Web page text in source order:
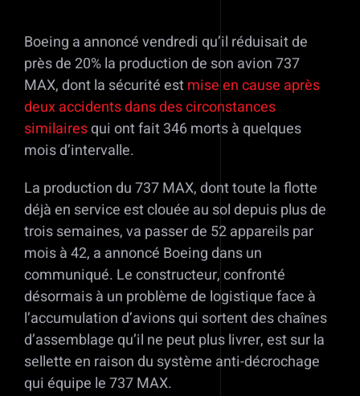
Boeing a annoncé vendredi qu’il réduisait de
près de 20% la production de son avion 737
MAX, dont la sécurité estmise en cause après
deux accidents dans des circonstances
similairesqui ont fait 346 morts à quelques
mois d’intervalle.
La production du 737 MAX, dont toute la flotte
déjà en service est clouée au sol depuis plus de
trois semaines, va passer de 52 appareils par
mois à 42, a annoncé Boeing dans un
communiqué. Le constructeur, confronté
désormais à un problème de logistique face à
l’accumulation d’avions qui sortent des chaînes
d’assemblage qu’il ne peut plus livrer, est sur la
sellette en raison du système anti-décrochage
qui équipe le 737 MAX.